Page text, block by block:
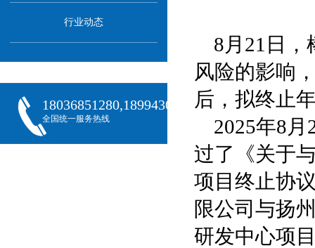
行业动态
18036851280,18994301288,18068407382
全国统一服务热线
8月21日
风险的影响
后，拟终止
2025年8
过了《关于
项目终止协
限公司与扬
研发中心项